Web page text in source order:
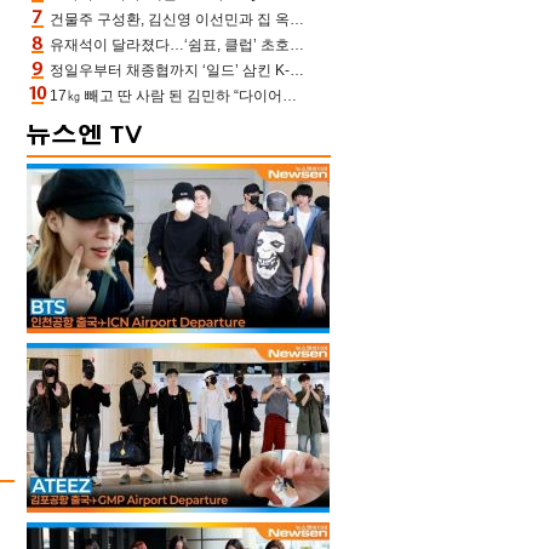
건물주 구성환, 김신영 이선민과 집 옥상서 41만원 한우 파티 “화력이 성화봉송”(나혼산)
유재석이 달라졌다…‘쉼표, 클럽’ 초호화 코스에 주우재도 감탄 (놀면 뭐하니?)
정일우부터 채종협까지 ‘일드’ 삼킨 K-배우들의 매서운 돌풍
17㎏ 빼고 딴 사람 된 김민하 “다이어트 화제돼 깜짝, 이럴 일인가”(전현무계획4)[어제TV]